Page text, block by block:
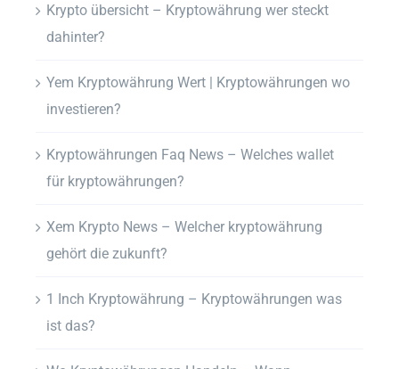
Krypto übersicht – Kryptowährung wer steckt
dahinter?
Yem Kryptowährung Wert | Kryptowährungen wo
investieren?
Kryptowährungen Faq News – Welches wallet
für kryptowährungen?
Xem Krypto News – Welcher kryptowährung
gehört die zukunft?
1 Inch Kryptowährung – Kryptowährungen was
ist das?